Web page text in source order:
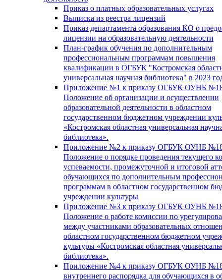
Приказ о платных образовательных услугах
Выписка из реестра лицензий
Приказ департамента образования КО о
лицензии на образовательную деятельности
План-график обучения по дополнительным
профессиональным программам повышения
квалификации в ОГБУК "Костромская
универсальная научная библиотека" в 2023
Приложение №1 к приказу ОГБУК ОУНБ
Положение об организации и осуществлении
образовательной деятельности в областном
государственном бюджетном учреждении
«Костромская областная универсальная
библиотека».
Приложение №2 к приказу ОГБУК ОУНБ
Положение о порядке проведения текущего
успеваемости, промежуточной и итоговой
обучающихся по дополнительным
программам в областном государственном
учреждении культуры
Приложение №3 к приказу ОГБУК ОУНБ
Положение о работе комиссии по
между участниками образовательных
областном государственном бюджетном
культуры «Костромская областная
библиотека».
Приложение №4 к приказу ОГБУК ОУНБ
внутреннего распорядка для обучающихся в